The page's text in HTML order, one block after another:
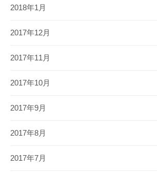
2018年1月
2017年12月
2017年11月
2017年10月
2017年9月
2017年8月
2017年7月